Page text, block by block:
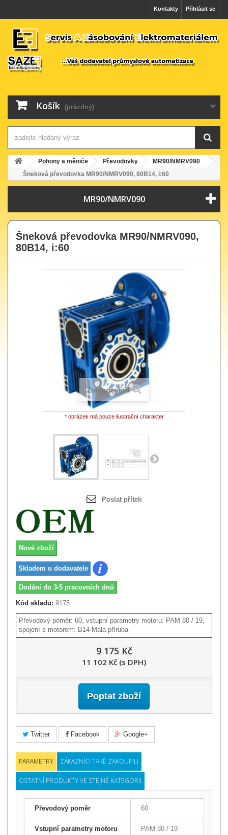
Přihlásit se
Kontakty
Košík (prázdný)
Pohony a měniče Převodovky
MR90/NMRV090
Šneková převodovka MR90/NMRV090, 80B14, i:60
MR90/NMRV090
Šneková převodovka MR90/NMRV090,
80B14, i:60
Zobrazit větší
* obrázek má pouze ilustrační charakter
Poslat příteli
Nové zboží
Skladem u dodavatele
Dodání do 3-5 pracovních dnů
Kód skladu: 9175
Převodový poměr: 60, vstupní parametry motoru: PAM 80 / 19,
spojení s motorem: B14-Malá příruba
9 175 Kč
11 102 Kč (s DPH)
Poptat zboží
Twitter Facebook Google+
PARAMETRY ZÁKAZNÍCI TAKÉ ZAKOUPILI
OSTATNÍ PRODUKTY VE STEJNÉ KATEGORII
Převodový poměr 60
Vstupní parametry motoru PAM 80 / 19